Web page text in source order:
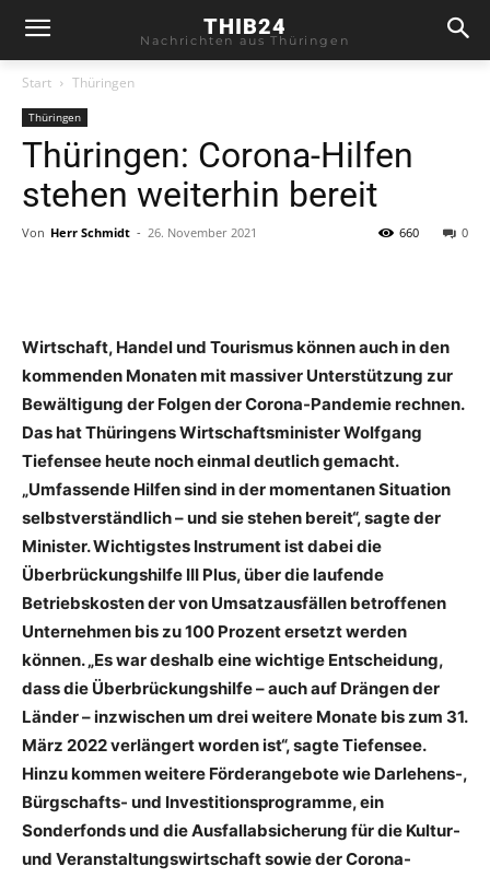
THIB24
Nachrichten aus Thüringen
Start Thüringen
Thüringen
Thüringen: Corona-Hilfen
stehen weiterhin bereit
Von Herr Schmidt - 26. November 2021 0
660
Wirtschaft, Handel und Tourismus können auch in den
kommenden Monaten mit massiver Unterstützung zur
Bewältigung der Folgen der Corona-Pandemie rechnen.
Das hat Thüringens Wirtschaftsminister Wolfgang
Tiefensee heute noch einmal deutlich gemacht.
„Umfassende Hilfen sind in der momentanen Situation
selbstverständlich – und sie stehen bereit“, sagte der
Minister. Wichtigstes Instrument ist dabei die
Überbrückungshilfe III Plus, über die laufende
Betriebskosten der von Umsatzausfällen betroffenen
Unternehmen bis zu 100 Prozent ersetzt werden
können. „Es war deshalb eine wichtige Entscheidung,
dass die Überbrückungshilfe – auch auf Drängen der
Länder – inzwischen um drei weitere Monate bis zum 31.
März 2022 verlängert worden ist“, sagte Tiefensee.
Hinzu kommen weitere Förderangebote wie Darlehens-,
Bürgschafts- und Investitionsprogramme, ein
Sonderfonds und die Ausfallabsicherung für die Kultur-
und Veranstaltungswirtschaft sowie der Corona-